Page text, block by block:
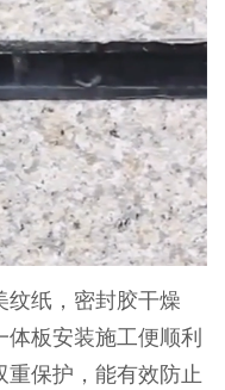
纸，密封胶干燥
板安装施工便顺利
保护，能有效防止